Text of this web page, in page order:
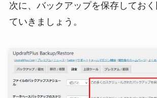
次に、バックアップを保存してお
ていきましょう。